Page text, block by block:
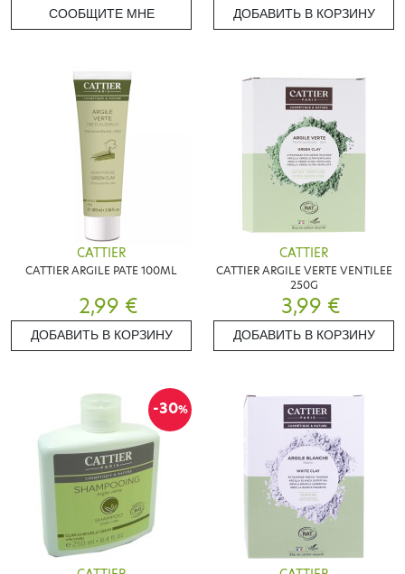
СООБЩИТЕ МНЕ ДОБАВИТЬ В КОРЗИНУ
CATTIER
CATTIER ARGILE PATE 100ML
2,99 €
ДОБАВИТЬ В КОРЗИНУ
CATTIER
CATTIER ARGILE VERTE VENTILEE
250G
3,99 €
ДОБАВИТЬ В КОРЗИНУ
-30%